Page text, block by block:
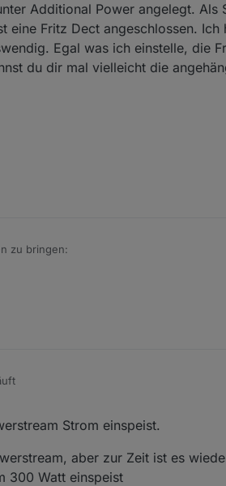
Additional Power angelegt. Als
eine Fritz Dect angeschlossen. Ich
Egal was ich einstelle, die
du dir mal vielleicht die
zu bringen:
beim Abrufen des niedrigsten Werts:
Strom einspeist.
aber zur Zeit ist es
300 Watt einspeist